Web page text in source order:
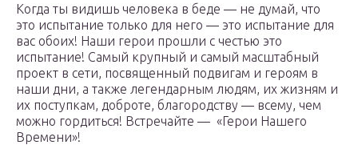
Когда ты видишь человека в беде — не думай, что
это испытание только для него — это испытание для
вас обоих! Наши герои прошли с честью это
испытание! Самый крупный и самый масштабный
проект в сети, посвященный подвигам и героям в
наши дни, а также легендарным людям, их жизням и
их поступкам, доброте, благородству — всему, чем
можно гордиться! Встречайте — «Герои Нашего
Времени»!